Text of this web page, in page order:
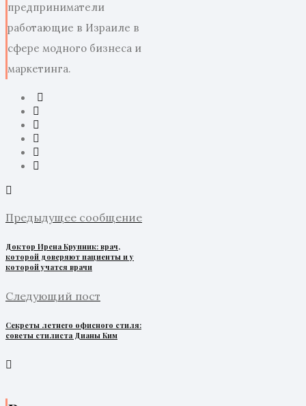
предприниматели
работающие в Израиле в
сфере модного бизнеса и
маркетинга.
Предыдущее сообщение
Доктор Ирена Крупник: врач,
которой доверяют пациенты и у
которой учатся врачи
Следующий пост
Секреты летнего офисного стиля:
советы стилиста Дианы Ким